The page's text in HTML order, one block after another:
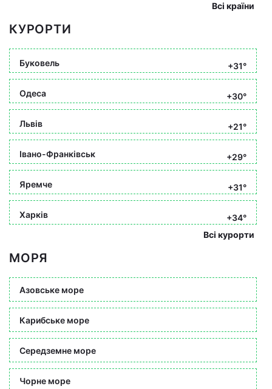
Всі країни
КУРОРТИ
Буковель +31°
Одеса +30°
Львів +21°
Івано-Франківськ +29°
Яремче +31°
Харків
+34°
Всі курорти
МОРЯ
Азовське море
Карибське море
Середземне море
Чорне море